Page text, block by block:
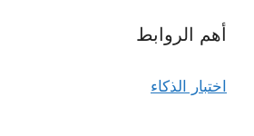
أهم الروابط
اختبار الذكاء